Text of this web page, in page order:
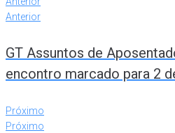
Anterior
GT Assuntos de
encontro marcado para 2
Próximo
Próximo